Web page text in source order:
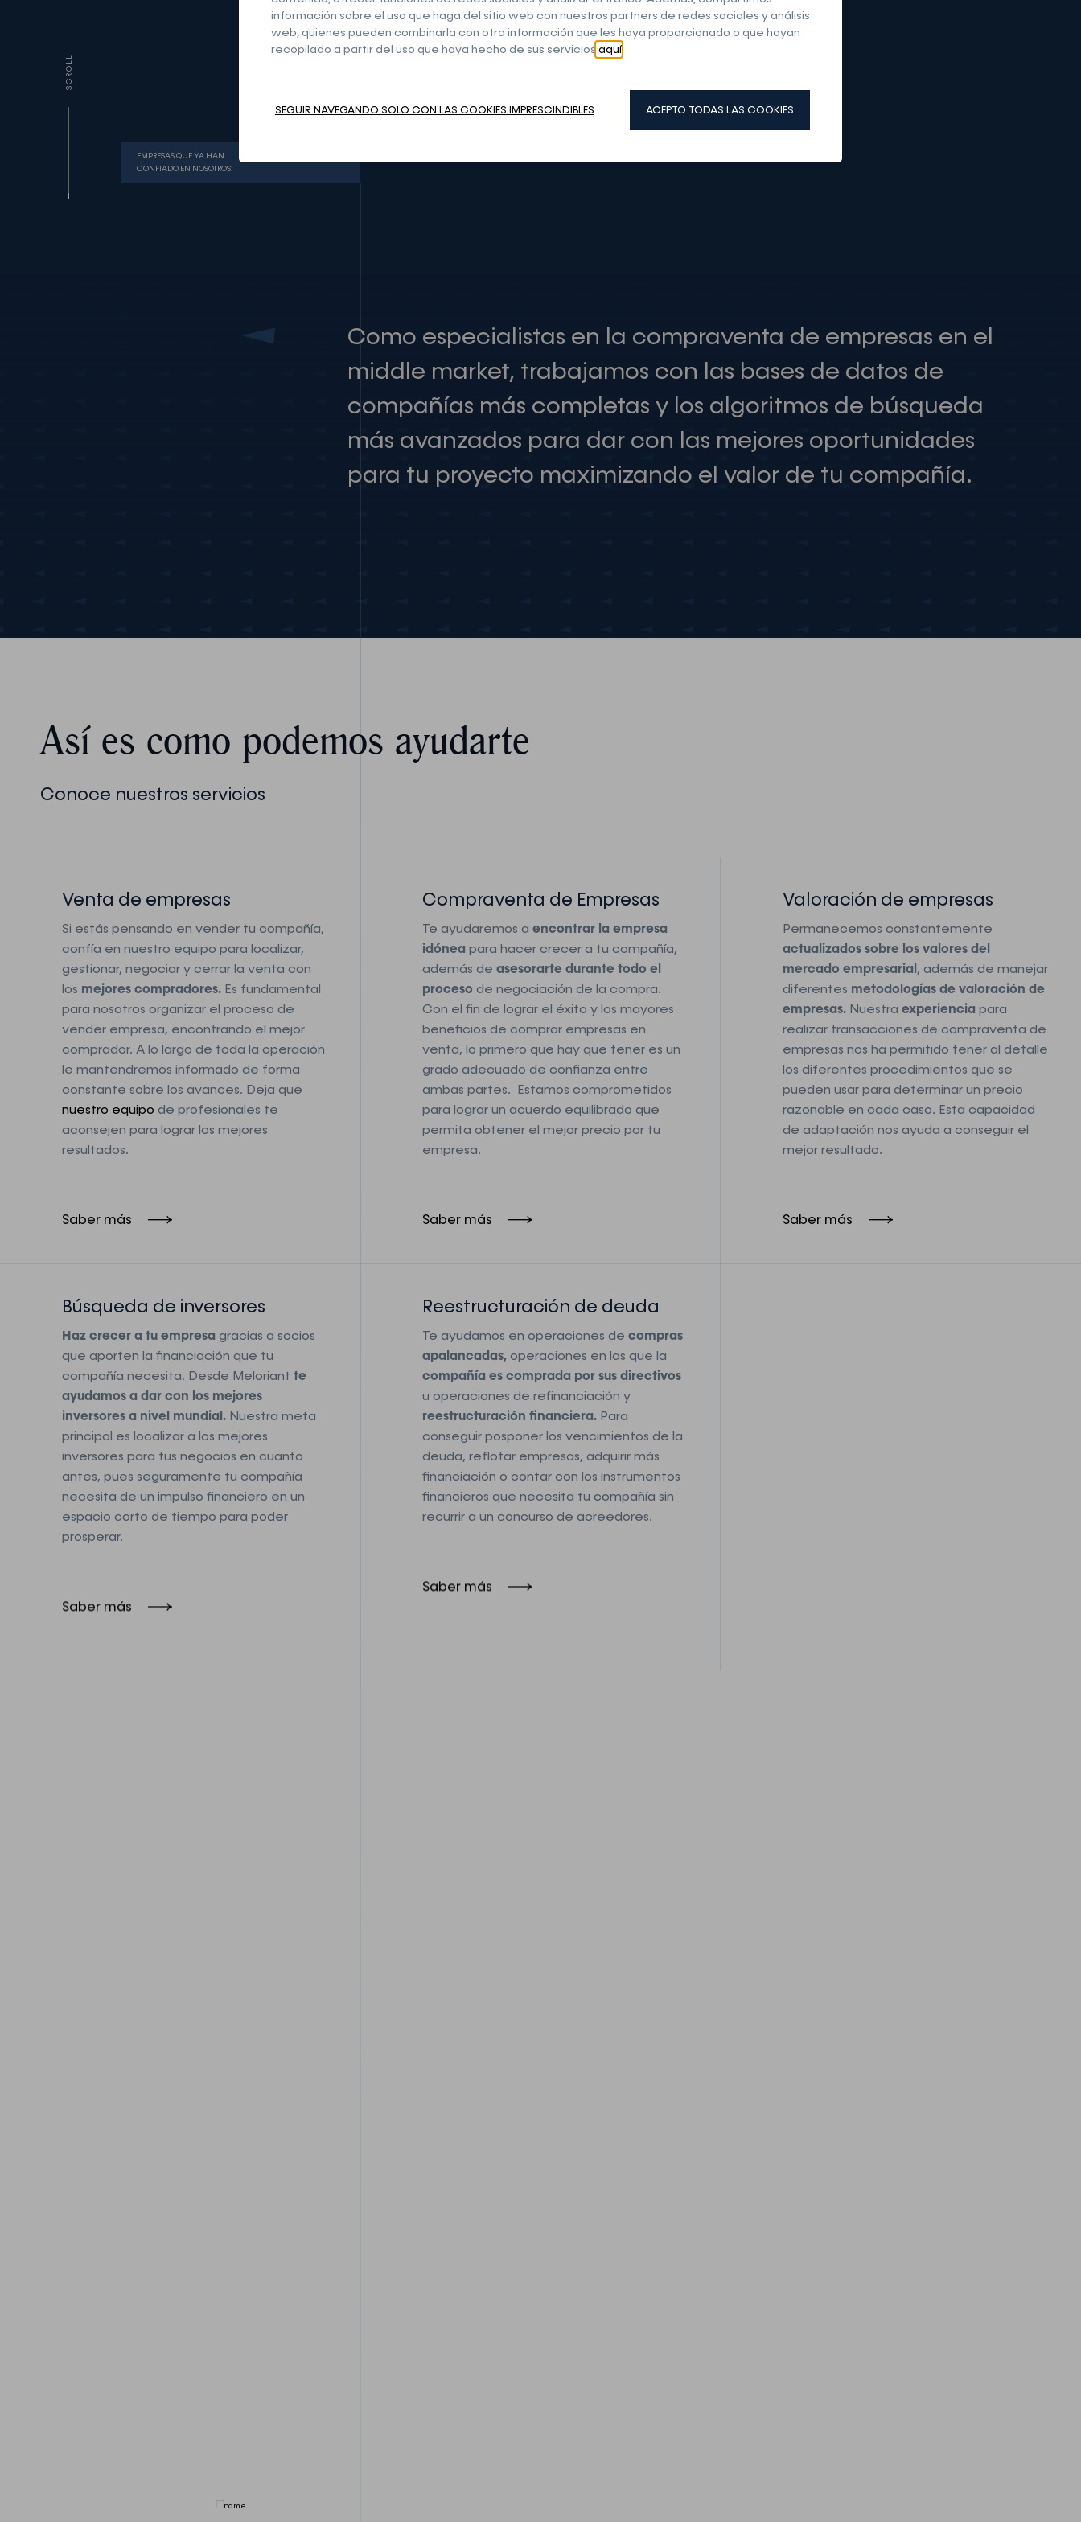
EMPRESAS QUE YA HAN
CONFIADO EN NOSOTROS:
SCROLL
Como especialistas en la compraventa de empresas en el
middle market, trabajamos con las bases de datos de
compañías más completas y los algoritmos de búsqueda
más avanzados para dar con las mejores oportunidades
para tu proyecto maximizando el valor de tu compañía.
Así es como podemos ayudarte
Conoce nuestros servicios
Venta de empresas
Si estás pensando en vender tu compañía,
confía en nuestro equipo para localizar,
gestionar, negociar y cerrar la venta con
los mejores compradores. Es fundamental
para nosotros organizar el proceso de
vender empresa, encontrando el mejor
comprador. A lo largo de toda la operación
le mantendremos informado de forma
constante sobre los avances. Deja que
nuestro equipo de profesionales te
aconsejen para lograr los mejores
resultados.
Saber más
Compraventa de Empresas
Te ayudaremos a encontrar la empresa
idónea para hacer crecer a tu compañía,
además de asesorarte durante todo el
proceso de negociación de la compra.
Con el fin de lograr el éxito y los mayores
beneficios de comprar empresas en
venta, lo primero que hay que tener es un
grado adecuado de confianza entre
ambas partes. Estamos comprometidos
para lograr un acuerdo equilibrado que
permita obtener el mejor precio por tu
empresa.
Saber más
Valoración de empresas
Permanecemos constantemente
actualizados sobre los valores del
mercado empresarial, además de manejar
diferentes metodologías de valoración de
empresas.Nuestra experiencia para
realizar transacciones de compraventa de
empresas nos ha permitido tener al detalle
los diferentes procedimientos que se
pueden usar para determinar un precio
razonable en cada caso. Esta capacidad
de adaptación nos ayuda a conseguir el
mejor resultado.
Saber más
Búsqueda de inversores
Haz crecer a tu empresa gracias a socios
que aporten la financiación que tu
compañía necesita. Desde Meloriantte
ayudamos a dar con los mejores
inversores a nivel mundial. Nuestra meta
principal es localizar a los mejores
inversores para tus negocios en cuanto
antes, pues seguramente tu compañía
necesita de un impulso financiero en un
espacio corto de tiempo para poder
prosperar.
Saber más
Reestructuración de deuda
Te ayudamos en operaciones decompras
apalancadas,operaciones en las que la
compañía es comprada por sus directivos
u operaciones de refinanciación y
reestructuración financiera. Para
conseguir posponer los vencimientos de la
deuda, reflotar empresas, adquirir más
financiación o contar con los instrumentos
financieros que necesita tu compañía sin
recurrir a un concurso de acreedores.
Saber más
información sobre el uso que haga del sitio web con nuestros partners de redes sociales y análisis
web, quienes pueden combinarla con otra información que les haya proporcionado o que hayan
recopilado a partir del uso que haya hecho de sus servicios aquí
SEGUIR NAVEGANDO SOLO CON LAS COOKIES IMPRESCINDIBLES